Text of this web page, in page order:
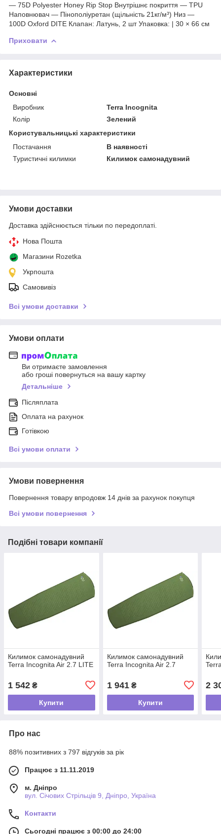
— 75D Polyester Honey Rip Stop Внутрішнє покриття — TPU
Наповнювач — Пінополіуретан (щільність 21кг/м³) Низ —
100D Oxford DITE Клапан: Латунь, 2 шт Упаковка: | 30 × 66 см
Приховати
Характеристики
Основні
Виробник
Terra Incognita
Колір
Зелений
Користувальницькі характеристики
Постачання
В наявності
Туристичні килимки
Килимок самонадувний
Умови доставки
Доставка здійснюється тільки по передоплаті.
Нова Пошта
Магазини Rozetka
Укрпошта
Самовивіз
Всі умови доставки
Умови оплати
Ви отримаєте замовлення
або гроші повернуться на вашу картку
Детальніше
Післяплата
Оплата на рахунок
Готівкою
Всі умови оплати
Умови повернення
Повернення товару впродовж 14 днів за рахунок покупця
Всі умови повернення
Подібні товари компанії
Килимок самонадувний
Terra Incognita Air 2.7 LITE
1 542 ₴
Купити
Килимок самонадувний
Terra Incognita Air 2.7
1 941₴
Купити
2
Про нас
88% позитивних з 797 відгуків за рік
Працює з 11.11.2019
м. Дніпро
вул. Січових Стрільців 9, Дніпро, Україна
Контакти
Сьогодні працює з 00:00 до 24:00